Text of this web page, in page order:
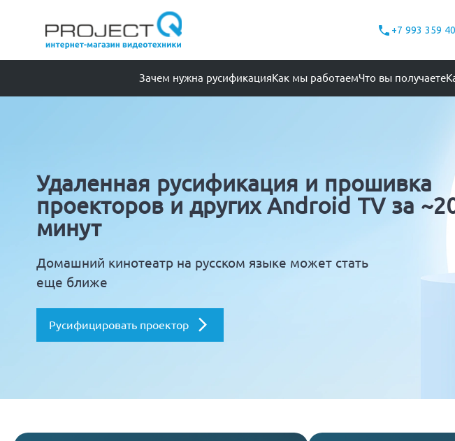
+7 993 359
Зачем нужна русификацияКак мы работаемЧто вы получаете
Удаленная русификация и прошивка
проекторов и других Android TV за
минут
Домашний кинотеатр на русском языке может стать
еще ближе
Русифицировать проектор